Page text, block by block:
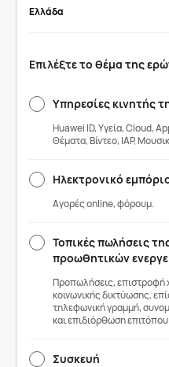
Ελλάδα
Επιλέξτε το θέμα της
Υπηρεσίες κινητής
Huawei ID, Υγεία, Cloud,
Θέματα, Βίντεο, IAP,
Ηλεκτρονικό
Αγορές online, φόρουμ.
Τοπικές πωλήσεις
προωθητικών
Προπωλήσεις, επιστροφή
κοινωνικής δικτύωσης,
τηλεφωνική γραμμή,
και επιδιόρθωση
Συσκευή